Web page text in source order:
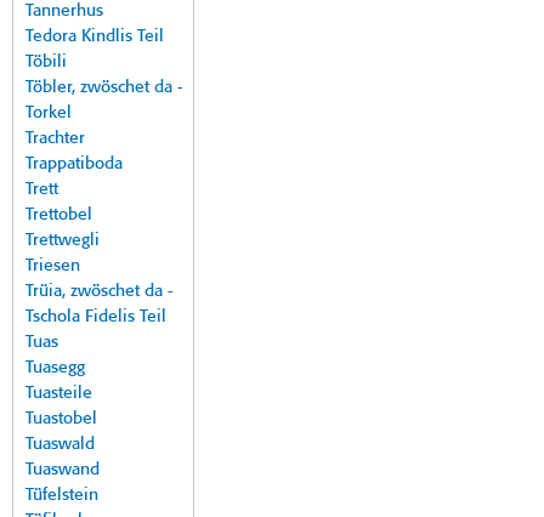
Tannerhus
Tedora Kindlis Teil
Töbili
Töbler, zwöschet da -
Torkel
Trachter
Trappatiboda
Trett
Trettobel
Trettwegli
Triesen
Trüia, zwöschet da -
Tschola Fidelis Teil
Tuas
Tuasegg
Tuasteile
Tuastobel
Tuaswald
Tuaswand
Tüfelstein